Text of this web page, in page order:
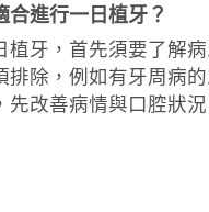
合進行一日植牙？
植牙，首先須要了解
排除，例如有牙周病
先改善病情與口腔狀